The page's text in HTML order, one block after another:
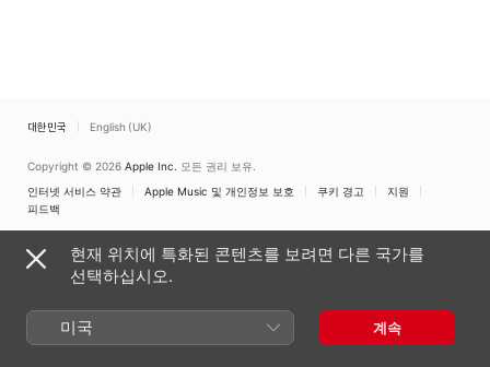
대한민국 English (UK)
Copyright © 2026 Apple Inc. 모든 권리 보유.
인터넷 서비스 약관
Apple Music 및 개인정보 보호 쿠키 경고
지원
피드백
현재 위치에 특화된 콘텐츠를 보려면 다른 국가를
선택하십시오.
미국 계속